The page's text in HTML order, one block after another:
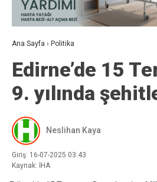
Ana Sayfa › Politika
Edirne’de 15
9. yılında
Neslihan Kaya
Giriş: 16-07-2025 03:43
Kaynak: İHA